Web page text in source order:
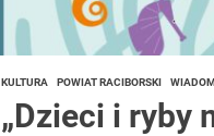
KULTURA POWIAT RACIBORSKI
„Dzieci i ryby